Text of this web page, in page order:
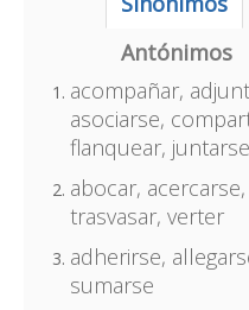
Antónimos
acompañar,
asociarse,
flanquear,
abocar,
trasvasar, verter
adherirse,
sumarse